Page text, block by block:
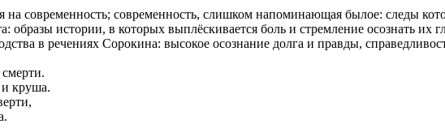
на современность; современность, слишком напоминающая былое: следы
образы истории, в которых выплёскивается боль и стремление осознать их
в речениях Сорокина: высокое осознание долга и правды,
и круша.